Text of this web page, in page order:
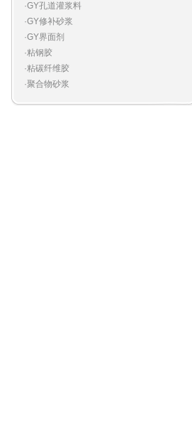
·GY孔道灌浆料
·GY修补砂浆
·GY界面剂
·粘钢胶
·粘碳纤维胶
·聚合物砂浆